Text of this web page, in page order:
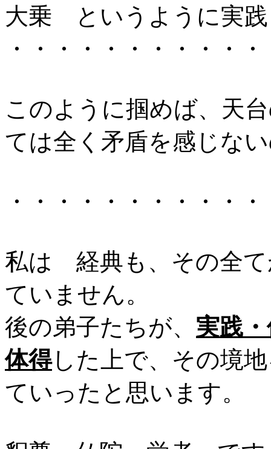
大乗 というように実
・・・・・・・・・・
このように掴めば、天
ては全く矛盾を感じな
・・・・・・・・・・
私は 経典も、その全て
ていません。
後の弟子たちが、 実践
体得した上で、その境
ていったと思います。